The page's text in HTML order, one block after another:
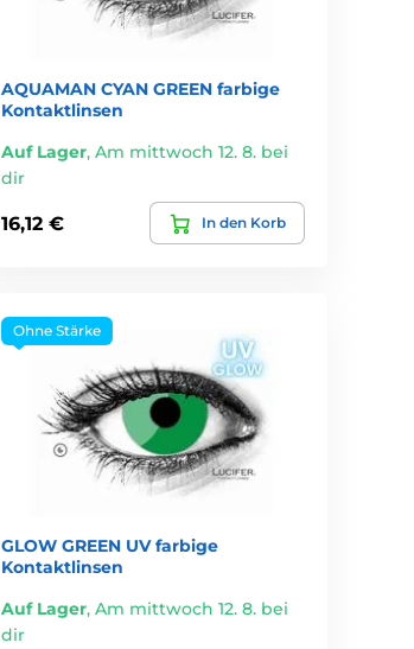
AQUAMAN CYAN GREEN farbige
Kontaktlinsen
Auf Lager,Am mittwoch 12. 8. bei
dir
16,12 € In den Korb
Ohne Stärke
GLOW GREEN UV farbige
Kontaktlinsen
Auf Lager,Am mittwoch 12. 8. bei
dir